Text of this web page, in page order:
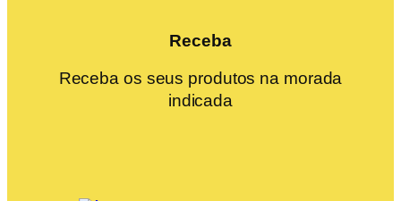
Receba
Receba os seus produtos na morada
indicada